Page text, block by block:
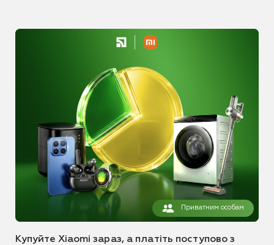
Приватним особам
Купуйте Xiaomi зараз, а платіть поступово з